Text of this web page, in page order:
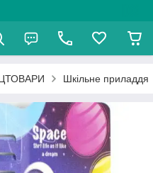
Шкільне приладдя